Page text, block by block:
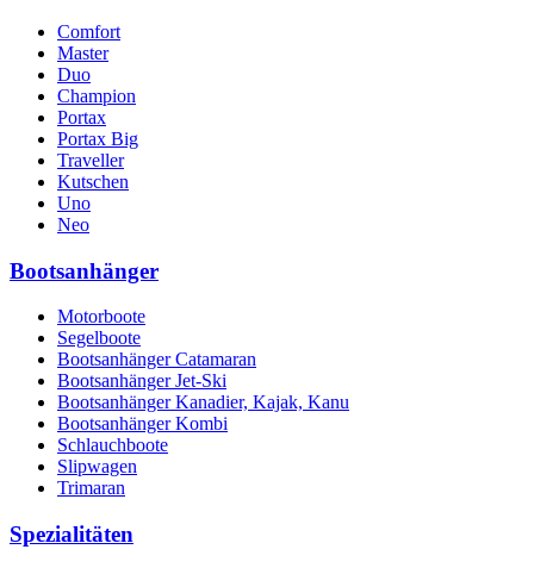
Comfort
Master
Duo
Champion
Portax
Portax Big
Traveller
Kutschen
Uno
Neo
Bootsanhänger
Motorboote
Segelboote
Bootsanhänger Catamaran
Bootsanhänger Jet-Ski
Bootsanhänger Kanadier, Kajak, Kanu
Bootsanhänger Kombi
Schlauchboote
Slipwagen
Trimaran
Spezialitäten